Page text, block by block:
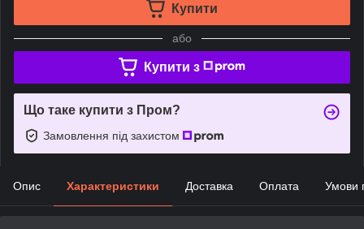
Купити
або
Купити з
Що таке купити з Пром?
Замовлення під захистом
Опис Характеристики Доставка Оплата Умови